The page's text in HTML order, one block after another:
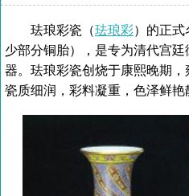
珐琅彩瓷（珐琅彩）的正式
少部分铜胎），是专为清代宫
器。珐琅彩瓷创烧于康熙晚期
瓷质细润，彩料凝重，色泽鲜艳